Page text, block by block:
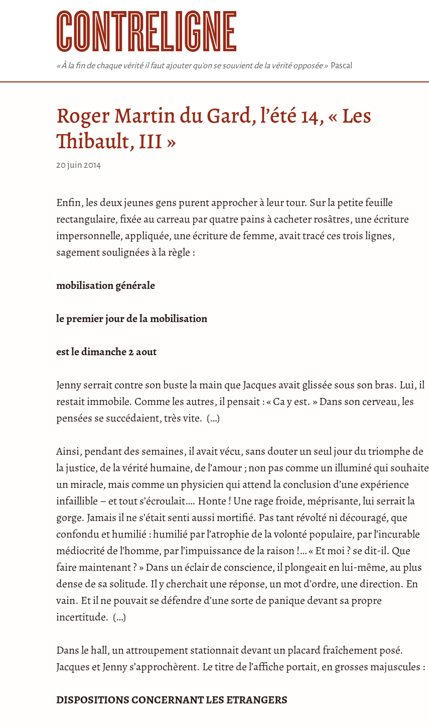
« À la fin de chaque vérité il faut ajouter qu'on se souvient de la vérité opposée » Pascal
Roger Martin du Gard, l’été 14, « Les
Thibault, III »
20 juin 2014
Enfin, les deux jeunes gens purent approcher à leur tour. Sur la petite feuille
rectangulaire, fixée au carreau par quatre pains à cacheter rosâtres, une écriture
impersonnelle, appliquée, une écriture de femme, avait tracé ces trois lignes,
sagement soulignées à la règle :
mobilisation générale
le premier jour de la mobilisation
est le dimanche 2 aout
Jenny serrait contre son buste la main que Jacques avait glissée sous son bras. Lui, il
restait immobile. Comme les autres, il pensait : « Ca y est. » Dans son cerveau, les
pensées se succédaient, très vite. (…)
Ainsi, pendant des semaines, il avait vécu, sans douter un seul jour du triomphe de
la justice, de la vérité humaine, de l’amour ; non pas comme un illuminé qui souhaite
un miracle, mais comme un physicien qui attend la conclusion d’une expérience
infaillible – et tout s’écroulait…. Honte ! Une rage froide, méprisante, lui serrait la
gorge. Jamais il ne s’était senti aussi mortifié. Pas tant révolté ni découragé, que
confondu et humilié : humilié par l’atrophie de la volonté populaire, par l’incurable
médiocrité de l’homme, par l’impuissance de la raison !… « Et moi ? se dit-il. Que
faire maintenant ? » Dans un éclair de conscience, il plongeait en lui-même, au plus
dense de sa solitude. Il y cherchait une réponse, un mot d’ordre, une direction. En
vain. Et il ne pouvait se défendre d’une sorte de panique devant sa propre
incertitude. (…)
Dans le hall, un attroupement stationnait devant un placard fraîchement posé.
Jacques et Jenny s’approchèrent. Le titre de l’affiche portait, en grosses majuscules :
DISPOSITIONS CONCERNANT LES ETRANGERS